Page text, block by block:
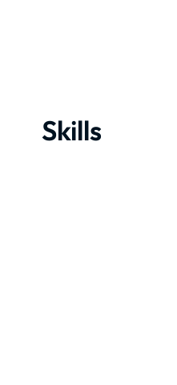
Skills